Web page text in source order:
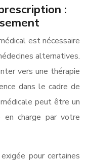
:
est nécessaire
alternatives.
vers une thérapie
dans le cadre de
peut être un
en charge par votre
pour certaines